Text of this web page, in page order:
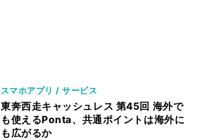
スマホアプリ / サービス
東奔西走キャッシュレス 第45回 海外で
も使えるPonta、共通ポイントは海外に
も広がるか